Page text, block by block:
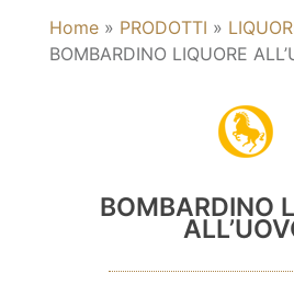
Home » PRODOTTI »
BOMBARDINO LIQUORE
BOMBARDINO